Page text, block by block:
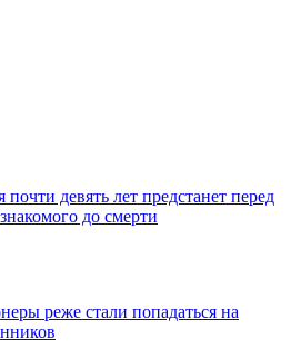
почти девять лет предстанет перед
до смерти
реже стали попадаться на